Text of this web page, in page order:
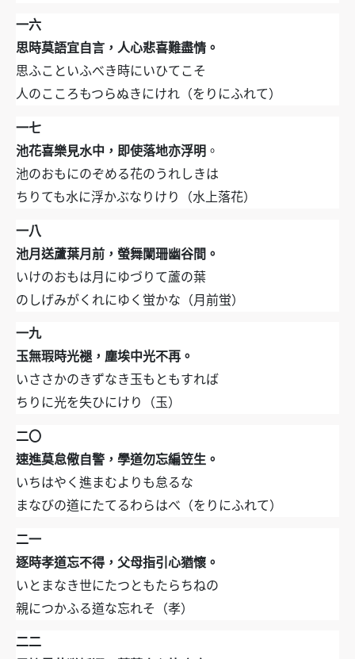
一六
思時莫語宜自言，人心悲喜難盡情。
思ふこといふべき時にいひてこそ
人のこころもつらぬきにけれ（をりにふれて）
一七
池花喜樂見水中，即使落地亦浮明 。
池のおもにのぞめる花のうれしきは
ちりても水に浮かぶなりけり（水上落花）
一八
池月送蘆葉月前，螢舞闌珊幽谷間。
いけのおもは月にゆづりて蘆の葉
のしげみがくれにゆく蛍かな（月前蛍）
一九
玉無瑕時光褪，塵埃中光不再。
いささかのきずなき玉もともすれば
ちりに光を失ひにけり（玉）
二〇
速進莫怠儆自警，學道勿忘編笠生。
いちはやく進まむよりも怠るな
まなびの道にたてるわらはべ（をりにふれて）
二一
逐時孝道忘不得，父母指引心猶懷。
いとまなき世にたつともたらちねの
親につかふる道な忘れそ（孝）
二二